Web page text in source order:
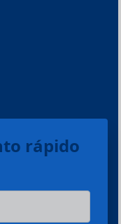
rápido